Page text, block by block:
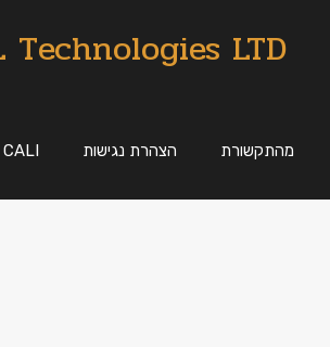
Technologies LTD
מהתקשורת הצהרת נגישות CALI